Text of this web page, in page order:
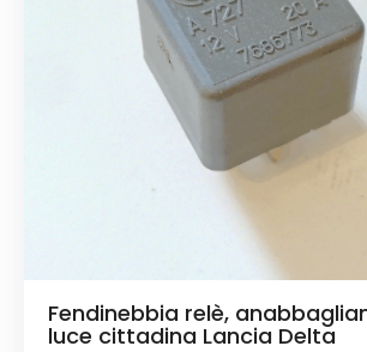
Fendinebbia relè,
luce cittadina Lancia Delta